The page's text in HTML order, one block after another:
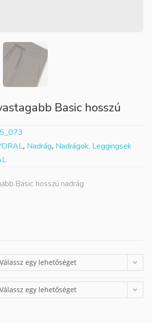
Basic hosszú
, Nadrág, Nadrágok, Leggingsek
Basic hosszú nadrág
Válassz egy lehetőséget
Válassz egy lehetőséget